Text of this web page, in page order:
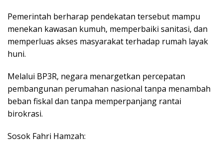
Pemerintah berharap pendekatan tersebut mampu
menekan kawasan kumuh, memperbaiki sanitasi, dan
memperluas akses masyarakat terhadap rumah layak
huni.
Melalui BP3R, negara menargetkan percepatan
pembangunan perumahan nasional tanpa menambah
beban fiskal dan tanpa memperpanjang rantai
birokrasi.
Sosok Fahri Hamzah: